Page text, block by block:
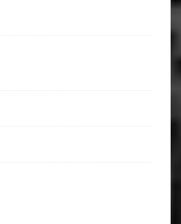
imponerande